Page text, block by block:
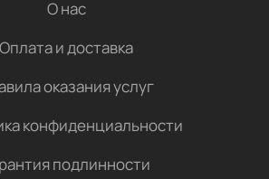
О нас
Оплата и доставка
оказания услуг
конфиденциальности
подлинности